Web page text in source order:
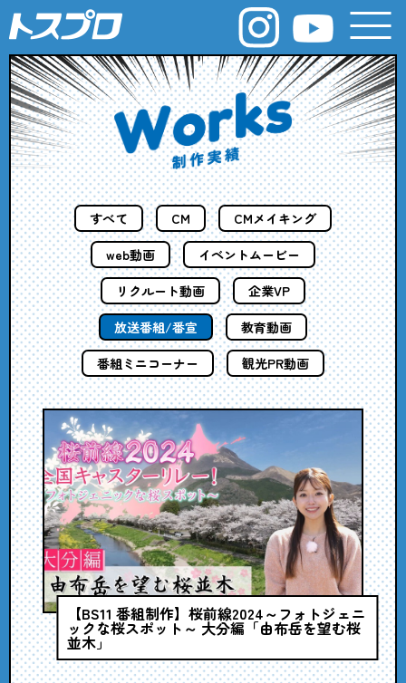
すべて CM
CMメイキング
web動画
イベントムービー
リクルート動画
企業VP
放送番組/番宣
教育動画
番組ミニコーナー
観光PR動画
【BS11 番組制作】桜前線2024～フォトジェニ
ックな桜スポット～ 大分編「由布岳を望む桜
並木」